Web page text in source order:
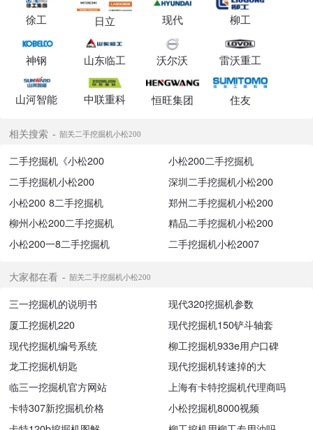
徐工 日立 现代 柳工
神钢 山东临工 沃尔沃 雷沃重工
山河智能 中联重科 恒旺集团 住友
相关搜索 韶关二手挖掘机小松200
二手挖掘机《小松200
小松200二手挖掘机
二手挖掘机小松200
深圳二手挖掘机小松200
小松200 8二手挖掘机
郑州二手挖掘机小松200
柳州小松200二手挖掘机
精品二手挖掘机小松200
小松200一8二手挖掘机
二手挖掘机小松2007
大家都在看 韶关二手挖掘机小松200
三一挖掘机的说明书
现代320挖掘机参数
厦工挖掘机220
现代挖掘机150铲斗轴套
现代挖掘机编号系统
柳工挖掘机933e用户口碑
龙工挖掘机钥匙
现代挖掘机转速掉的大
临三一挖掘机官方网站
上海有卡特挖掘机代理商吗
卡特307新挖掘机价格
小松挖掘机8000视频